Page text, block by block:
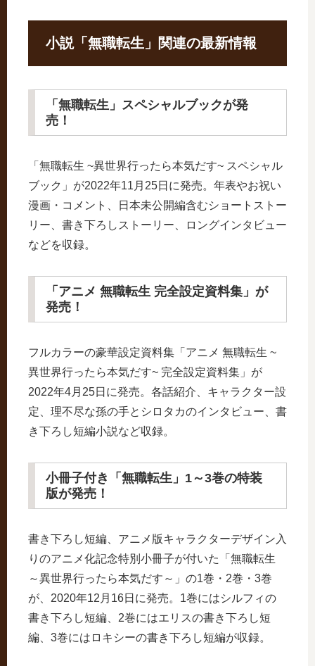
小説「無職転生」関連の最新情報
「無職転生」スペシャルブックが発
売！
「無職転生 ~異世界行ったら本気だす~ スペシャル
ブック」が2022年11月25日に発売。年表やお祝い
漫画・コメント、日本未公開編含むショートストー
リー、書き下ろしストーリー、ロングインタビュー
などを収録。
「アニメ 無職転生 完全設定資料集」が
発売！
フルカラーの豪華設定資料集「アニメ 無職転生 ~
異世界行ったら本気だす~ 完全設定資料集」が
2022年4月25日に発売。各話紹介、キャラクター設
定、理不尽な孫の手とシロタカのインタビュー、書
き下ろし短編小説など収録。
小冊子付き「無職転生」1～3巻の特装
版が発売！
書き下ろし短編、アニメ版キャラクターデザイン入
りのアニメ化記念特別小冊子が付いた「無職転生
～異世界行ったら本気だす～」の1巻・2巻・3巻
が、2020年12月16日に発売。1巻にはシルフィの
書き下ろし短編、2巻にはエリスの書き下ろし短
編、3巻にはロキシーの書き下ろし短編が収録。